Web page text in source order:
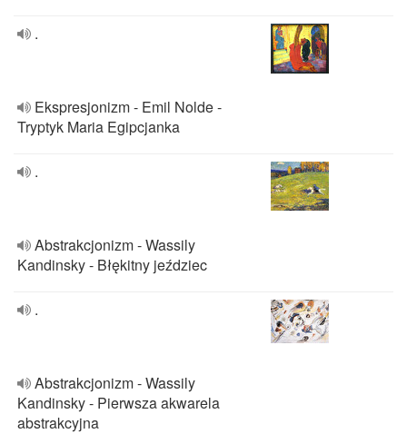
.
Ekspresjonizm - Emil Nolde -
Tryptyk Maria Egipcjanka
.
Abstrakcjonizm - Wassily
Kandinsky - Błękitny jeździec
.
Abstrakcjonizm - Wassily
Kandinsky - Pierwsza akwarela
abstrakcyjna